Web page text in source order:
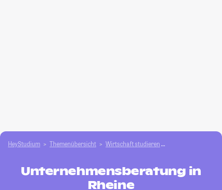
HeyStudium Themenübersicht Wirtschaft studieren
Unternehmensberatung in
Rheine